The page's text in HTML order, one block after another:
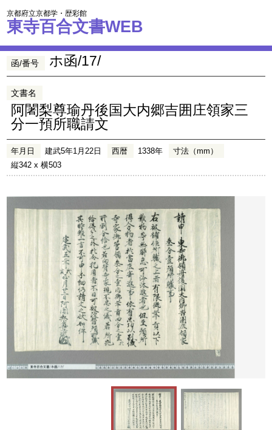
京都府立京都学・歴彩館
東寺百合文書WEB
函/番号 ホ函/17/
文書名
阿闍梨尊瑜丹後国大内郷吉囲庄領家三
分一預所職請文
年月日 建武5年1月22日 西暦 1338年
寸法（mm）
縦342 x 横503